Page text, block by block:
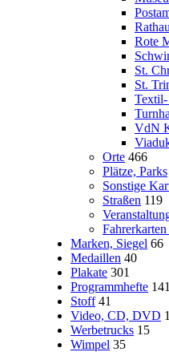
Rote
St.
St.
Textil-
VdN
Orte 466
Plätze, Parks
Sonstige
Straßen 119
Marken, Siegel 66
Medaillen 40
Plakate 301
Programmhefte 141
Stoff 41
Video, CD, DVD
Werbetrucks 15
Wimpel 35